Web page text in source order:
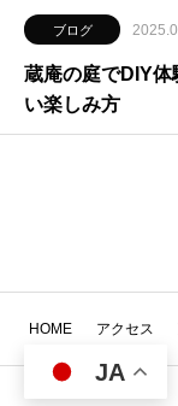
ブログ
蔵庵の庭でDIY体
い楽しみ方
HOME アクセス
JA